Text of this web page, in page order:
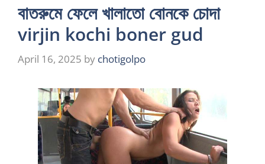
বাতরুমে ফেলে খালাতো বোনকে চোদা
virjin kochi boner gud
April 16, 2025 by chotigolpo